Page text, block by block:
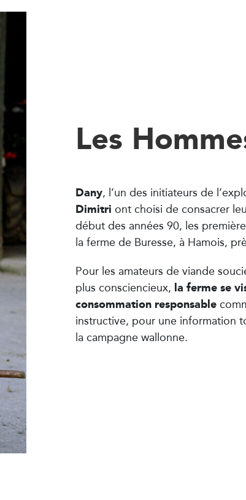
Les
Dany, l’un des initiateurs de
Dimitri ont choisi de consacrer
début des années 90, les
la ferme de Buresse, à Hamois,
Pour les amateurs de viande
plus consciencieux, la ferme se
consommation responsable
instructive, pour une information
la campagne wallonne.